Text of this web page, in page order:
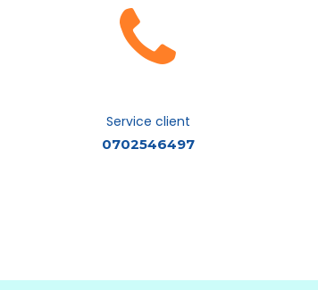
Service client
0702546497